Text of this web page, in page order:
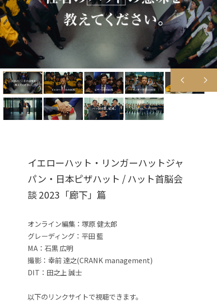
イエローハット・リンガーハットジャ
パン・日本ピザハット / ハット首脳会
談 2023「廊下」篇
オンライン編集：塚原 健太郎
グレーディング：平田 藍
MA：石黒 広明
撮影：幸前 達之(CRANK management)
DIT：田之上 誠士
以下のリンクサイトで視聴できます。